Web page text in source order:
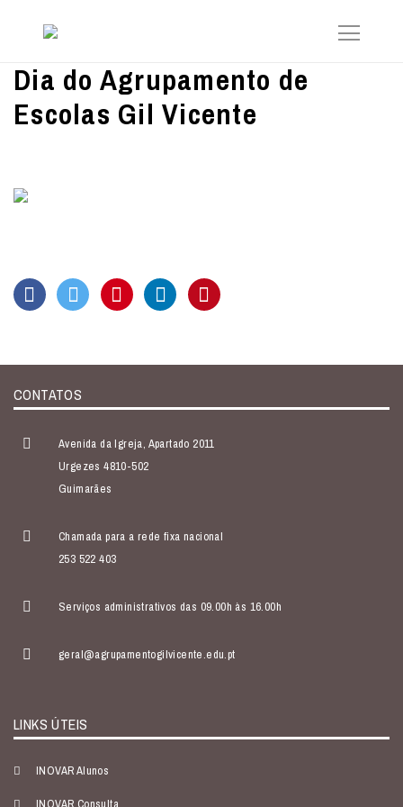
Dia do Agrupamento de
Escolas Gil Vicente
CONTATOS
Avenida da Igreja, Apartado 2011
Urgezes 4810-502
Guimarães
Chamada para a rede fixa nacional
253 522 403
Serviços administrativos das 09.00h às 16.00h
geral@agrupamentogilvicente.edu.pt
LINKS ÚTEIS
INOVAR Alunos
INOVAR Consulta